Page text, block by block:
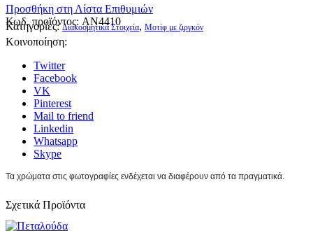
Προσθήκη στη Λίστα Επιθυμιών
Κωδ. προϊόντος: AN4410
Κατηγορίες:Διακοσμητικά Στοιχεία, Μοτίφ με ζιργκόν
Κοινοποίηση:
Twitter
Facebook
VK
Pinterest
Mail to friend
Linkedin
Whatsapp
Skype
Τα χρώματα στις φωτογραφίες ενδέχεται να διαφέρουν από τα πραγματικά.
Σχετικά Προϊόντα